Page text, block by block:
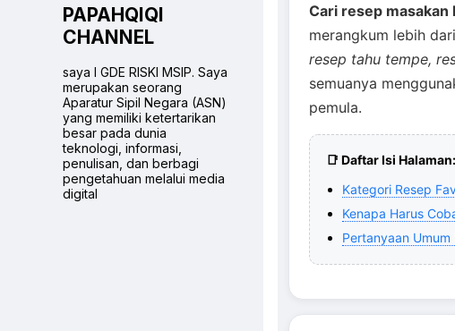
PAPAHQIQI
CHANNEL
saya I GDE RISKI MSIP. Saya
merupakan seorang
Aparatur Sipil Negara (ASN)
yang memiliki ketertarikan
besar pada dunia
teknologi, informasi,
penulisan, dan berbagi
pengetahuan melalui media
digital
Cari resep masakan
merangkum lebih dari
resep tahu tempe,
semuanya
pemula.
📑 Daftar Isi Halaman:
Kategori Resep
Kenapa Harus
Pertanyaan Umum